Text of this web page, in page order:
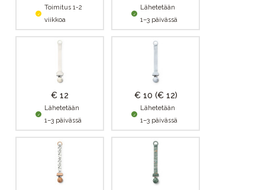
Toimitus 1-2
viikkoa
Lähetetään
1–3 päivässä
€ 12
Lähetetään
1–3 päivässä
€ 10 (€ 12)
Lähetetään
1–3 päivässä